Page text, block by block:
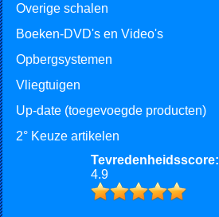
Overige schalen
Boeken-DVD's en Video's
Opbergsystemen
Vliegtuigen
Up-date (toegevoegde producten)
2° Keuze artikelen
Tevredenheidsscore:
4.9